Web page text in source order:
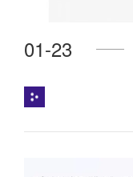
01-23